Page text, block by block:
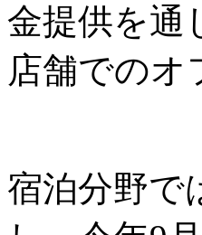
金提供を通
店舗でのオ
宿泊分野で